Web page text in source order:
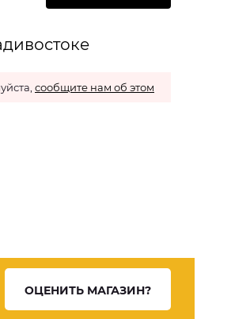
сообщите нам об этом
ОЦЕНИТЬ МАГАЗИН?